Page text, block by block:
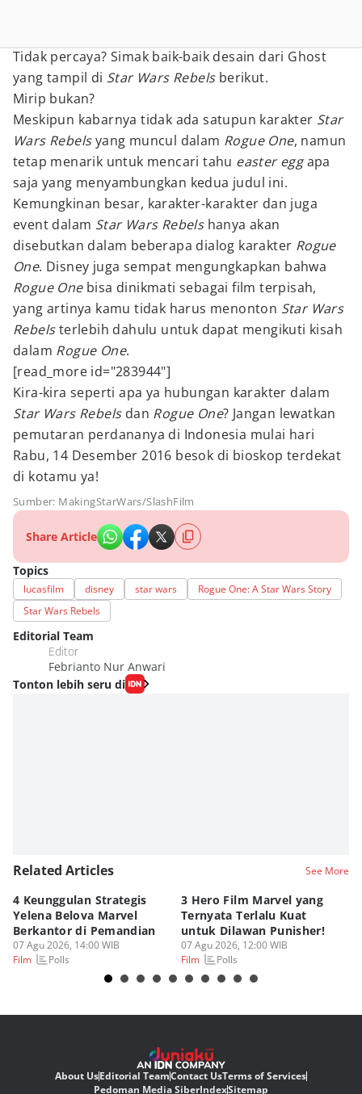
Tidak percaya? Simak baik-baik desain dari Ghost
yang tampil di Star Wars Rebelsberikut.
Mirip bukan?
Meskipun kabarnya tidak ada satupun karakter Star
Wars Rebelsyang muncul dalam Rogue One, namun
tetap menarik untuk mencari tahu easter eggapa
saja yang menyambungkan kedua judul ini.
Kemungkinan besar, karakter-karakter dan juga
event dalam Star Wars Rebelshanya akan
disebutkan dalam beberapa dialog karakter Rogue
One. Disney juga sempat mengungkapkan bahwa
Rogue Onebisa dinikmati sebagai film terpisah,
yang artinya kamu tidak harus menonton Star Wars
Rebelsterlebih dahulu untuk dapat mengikuti kisah
dalam Rogue One.
[read_more id="283944"]
Kira-kira seperti apa ya hubungan karakter dalam
Star Wars Rebelsdan Rogue One? Jangan lewatkan
pemutaran perdananya di Indonesia mulai hari
Rabu, 14 Desember 2016 besok di bioskop terdekat
di kotamu ya!
Sumber: MakingStarWars/SlashFilm
Share Article
Topics
lucasfilm disney star wars
Rogue One: A Star Wars Story
Star Wars Rebels
Editorial Team
Editor
Febrianto Nur Anwari
Tonton lebih seru di
Related Articles See More
4 Keunggulan Strategis
Yelena Belova Marvel
Berkantor di Pemandian
07 Agu 2026, 14:00 WIB
Film
Polls
3 Hero Film Marvel yang
Ternyata Terlalu Kuat
untuk Dilawan Punisher!
07 Agu 2026, 12:00 WIB
Film
Polls
About UsEditorial TeamContact UsTerms of Services
Pedoman Media SiberIndexSitemap